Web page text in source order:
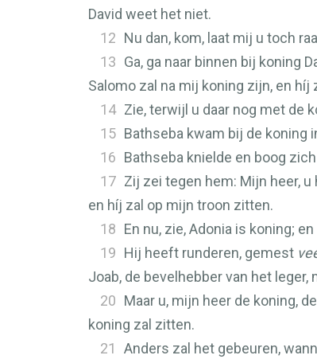
David weet het niet.
12 Nu dan, kom, laat mij u toch
13 Ga, ga naar binnen bij koning
Salomo zal na mij koning zijn, en
14 Zie, terwijl u daar nog met de
15 Bathseba kwam bij de koning
16 Bathseba knielde en boog
17 Zij zei tegen hem: Mijn heer,
en híj zal op mijn troon zitten.
18 En nu, zie, Adonia is koning;
19 Hij heeft runderen, gemest
Joab, de bevelhebber van het
20 Maar u, mijn heer de koning,
koning zal zitten.
21
Anders zal het gebeuren,